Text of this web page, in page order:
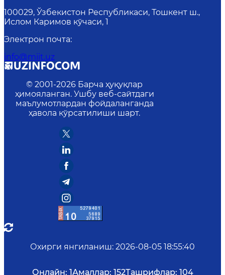
100029, Ўзбекистон Республикаси, Тошкент ш.,
Ислом Каримов кўчаси, 1
Электрон почта:
info@miit.uz
© 2001-2026 Барча ҳуқуқлар
ҳимояланган. Ушбу веб-сайтдаги
маълумотлардан фойдаланганда
ҳавола кўрсатилиши шарт.
Охирги янгиланиш: 2026-08-05 18:55:40
Онлайн: 1Амаллар: 152Ташрифлар: 104